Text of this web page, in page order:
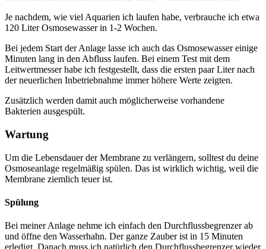
Je nachdem, wie viel Aquarien ich laufen habe, verbrauche ich etwa
120 Liter Osmosewasser in 1-2 Wochen.
Bei jedem Start der Anlage lasse ich auch das Osmosewasser einige
Minuten lang in den Abfluss laufen. Bei einem Test mit dem
Leitwertmesser habe ich festgestellt, dass die ersten paar Liter nach
der neuerlichen Inbetriebnahme immer höhere Werte zeigten.
Zusätzlich werden damit auch möglicherweise vorhandene
Bakterien ausgespült.
Wartung
Um die Lebensdauer der Membrane zu verlängern, solltest du deine
Osmoseanlage regelmäßig spülen. Das ist wirklich wichtig, weil die
Membrane ziemlich teuer ist.
Spülung
Bei meiner Anlage nehme ich einfach den Durchflussbegrenzer ab
und öffne den Wasserhahn. Der ganze Zauber ist in 15 Minuten